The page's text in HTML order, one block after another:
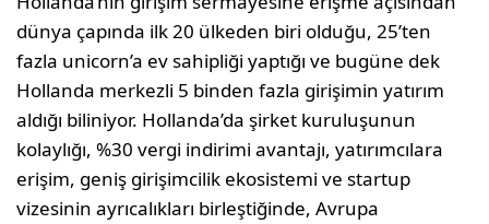
dünya çapında ilk 20 ülkeden biri olduğu, 25’ten
fazla unicorn’a ev sahipliği yaptığı ve bugüne dek
Hollanda merkezli 5 binden fazla girişimin yatırım
aldığı biliniyor. Hollanda’da şirket kuruluşunun
kolaylığı, %30 vergi indirimi avantajı, yatırımcılara
erişim, geniş girişimcilik ekosistemi ve startup
vizesinin ayrıcalıkları birleştiğinde, Avrupa